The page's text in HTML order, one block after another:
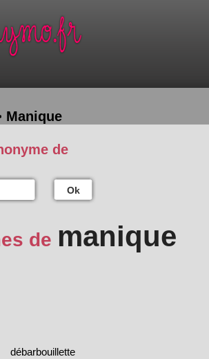
Manique
de
Ok
de manique
débarbouillette